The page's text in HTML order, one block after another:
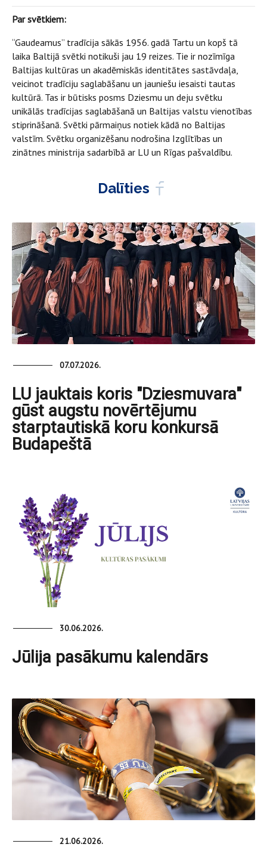
Par svētkiem:
“Gaudeamus” tradīcija sākās 1956. gadā Tartu un kopš tā
laika Baltijā svētki notikuši jau 19 reizes. Tie ir nozīmīga
Baltijas kultūras un akadēmiskās identitātes sastāvdaļa,
veicinot tradīciju saglabāšanu un jauniešu iesaisti tautas
kultūrā. Tas ir būtisks posms Dziesmu un deju svētku
unikālās tradīcijas saglabāšanā un Baltijas valstu vienotības
stiprināšanā. Svētki pārmaiņus notiek kādā no Baltijas
valstīm. Svētku organizēšanu nodrošina Izglītības un
zinātnes ministrija sadarbībā ar LU un Rīgas pašvaldību.
Dalīties
07.07.2026.
LU jauktais koris "Dziesmuvara"
gūst augstu novērtējumu
starptautiskā koru konkursā
Budapeštā
30.06.2026.
Jūlija pasākumu kalendārs
21.06.2026.